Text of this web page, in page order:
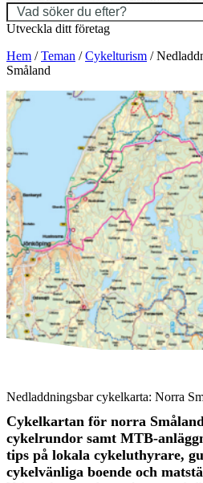
Utveckla ditt företag
Hem /Teman /Cykelturism /
Småland
Nedladdningsbar cykelkarta: Norra
Cykelkartan för norra
cykelrundor samt MTB-
tips på lokala cykeluthyrare,
cykelvänliga boende och